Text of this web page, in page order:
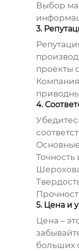
Выбор
3.
проекты
4.
Точность
5. Цена и
Цена –
больших